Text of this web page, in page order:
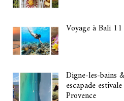
Voyage à Bali
Digne-les-bains
escapade
Provence